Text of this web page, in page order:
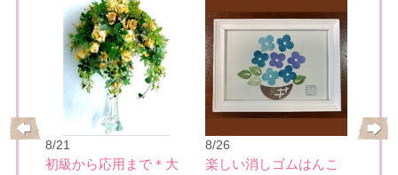
8/21
初級から応用まで＊大
8/26
楽しい消しゴムはんこ